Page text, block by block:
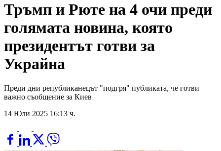
Тръмп и Рюте на 4 очи преди
голямата новина, която
президентът готви за
Украйна
Преди дни републиканецът "подгря" публиката, че готви
важно съобщение за Киев
14 Юли 2025 16:13 ч.